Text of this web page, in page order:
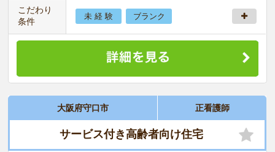
こだわり
条件
未 経 験 ブランク
大阪府守口市 正看護師
サービス付き高齢者向け住宅